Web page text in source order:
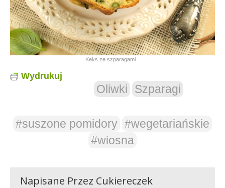
Keks ze szparagami
Wydrukuj
Oliwki Szparagi
#suszone pomidory #wegetariańskie
#wiosna
Napisane Przez Cukiereczek